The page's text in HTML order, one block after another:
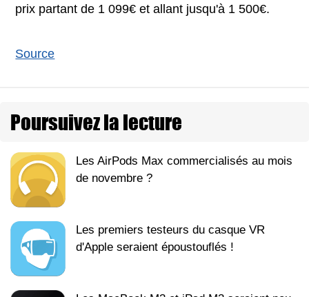
prix partant de 1 099€ et allant jusqu'à 1 500€.
Source
Poursuivez la lecture
Les AirPods Max commercialisés au mois
de novembre ?
Les premiers testeurs du casque VR
d'Apple seraient époustouflés !